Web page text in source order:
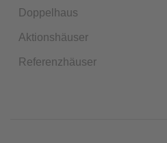
Doppelhaus
Aktionshäuser
Referenzhäuser